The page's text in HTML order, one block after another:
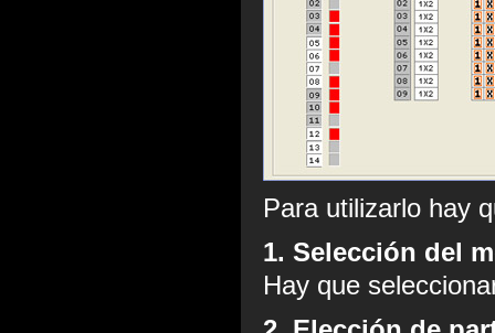
Para utilizarlo hay
1. Selección del
Hay que